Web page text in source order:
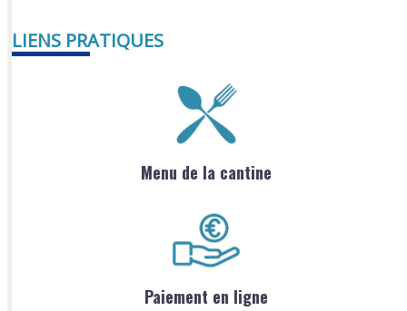
LIENS PRATIQUES
Menu de la cantine
Paiement en ligne